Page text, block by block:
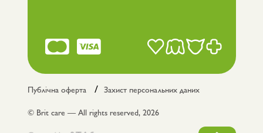
© Brit care — All rights reserved, 2026
Публічна оферта Захист персональних даних